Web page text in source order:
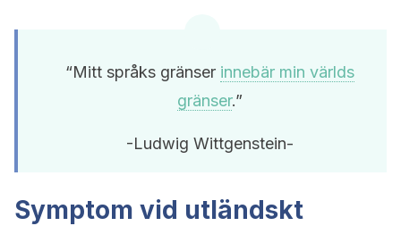
“Mitt språks gränser innebär min världs
gränser.”
-Ludwig Wittgenstein-
Symptom vid utländskt